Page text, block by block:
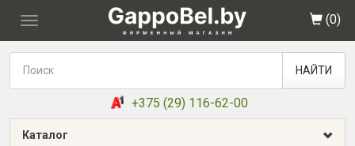
Toggle
(0)
НАЙТИ
+375 (29) 116-62-00
Каталог